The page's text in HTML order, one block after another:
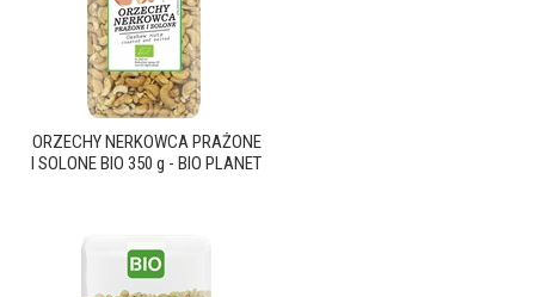
ORZECHY NERKOWCA PRAŻONE
I SOLONE BIO 350 g - BIO PLANET